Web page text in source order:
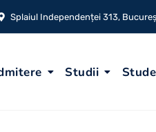
Splaiul Independenței 313,
Studii